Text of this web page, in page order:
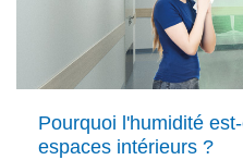
Pourquoi l'humidité
espaces intérieurs ?